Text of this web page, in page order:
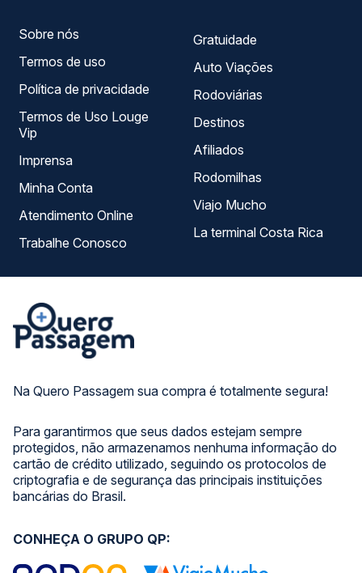
Na Quero Passagem sua compra é totalmente segura!
Para garantirmos que seus dados estejam sempre
protegidos, não armazenamos nenhuma informação do
cartão de crédito utilizado, seguindo os protocolos de
criptografia e de segurança das principais instituições
bancárias do Brasil.
Sobre nós
Termos de uso
Política de privacidade
Termos de Uso Louge
Vip
Imprensa
Minha Conta
Atendimento Online
Trabalhe Conosco
Gratuidade
Auto Viações
Rodoviárias
Destinos
Afiliados
Rodomilhas
Viajo Mucho
La terminal Costa Rica
CONHEÇA O GRUPO QP: